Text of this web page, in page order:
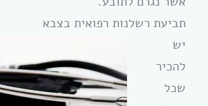
תביעת רשלנות רפואית בצבא
יש
להכיר
שכל